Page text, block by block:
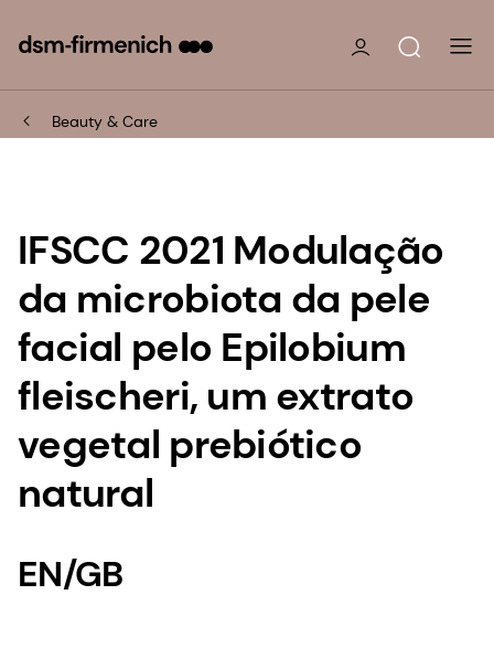
Beauty & Care
IFSCC 2021 Modulação
da microbiota da pele
facial pelo Epilobium
fleischeri, um extrato
vegetal prebiótico
natural
EN/GB